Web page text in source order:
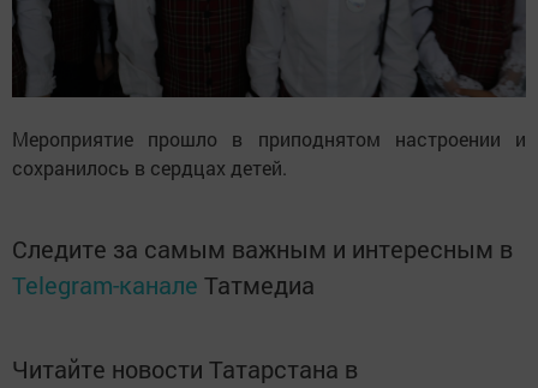
Мероприятие прошло в приподнятом настроении и
сохранилось в сердцах детей.
Следите за самым важным и интересным в
Telegram-канале Татмедиа
Читайте новости Татарстана в